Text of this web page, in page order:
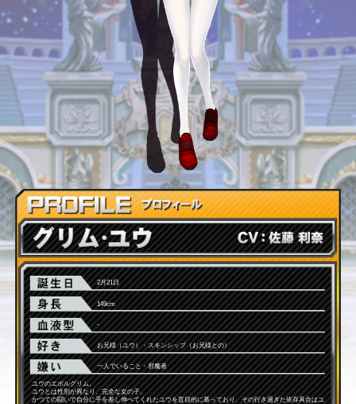
2月21日
149cm
-
お兄様（ユウ）・スキンシップ（お兄様との）
一人でいること・邪魔者
ユウのエボルグリム。
ユウとは性別が異なり、完全な女の子。
かつての闘いで自分に手を差し伸べてくれたユウを盲目的に慕っており、その行き過ぎた依存具合はユ